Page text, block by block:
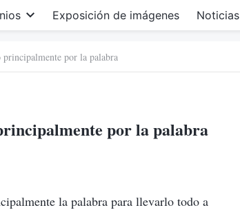
Exposición de imágenes Noticias
por la palabra
por la palabra
la palabra para llevarlo todo a